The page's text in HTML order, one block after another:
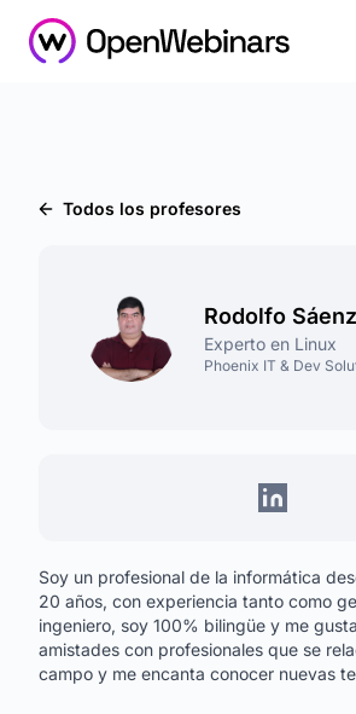
Todos los profesores
Rodolfo
Experto en Linux
Phoenix IT & Dev
Soy un profesional de la informática
20 años, con experiencia tanto como
ingeniero, soy 100% bilingüe y me
amistades con profesionales que se
campo y me encanta conocer nuevas